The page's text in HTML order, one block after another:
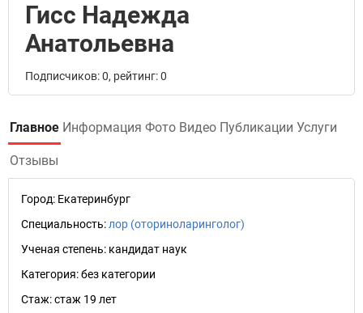
Гисс Надежда
Анатольевна
Подписчиков: 0, рейтинг: 0
Главное Информация Фото Видео Публикации Услуги
Отзывы
Город: Екатеринбург
Специальность: лор (оториноларинголог)
Ученая степень: кандидат наук
Категория:без категории
Стаж:стаж 19 лет